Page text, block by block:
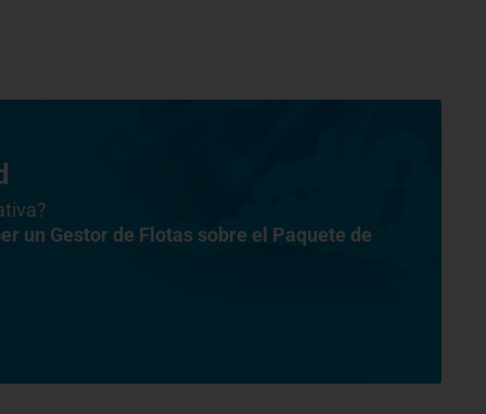
un Gestor de Flotas sobre el Paquete de